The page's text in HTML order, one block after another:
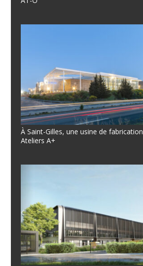
À Saint-Gilles, une usine de
Ateliers A+